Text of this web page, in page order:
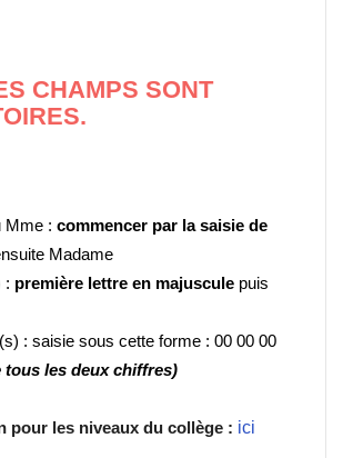
CHAMPS SONT
.
Mme : commencer par la saisie de
Madame
: première lettre en majuscule puis
: saisie sous cette forme : 00 00 00
tous les deux chiffres)
pour les niveaux du collège : ici